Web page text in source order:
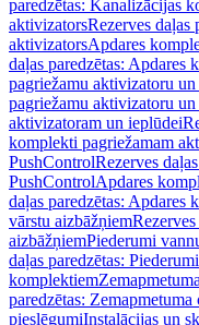
paredzētas: Kanalizācijas
aktivizatorsRezerves daļas
aktivizatorsApdares
daļas paredzētas: Apdares
pagriežamu aktivizatoru
pagriežamu aktivizatoru
aktivizatoram un ieplūdei
komplekti pagriežamam
PushControlRezerves
PushControlApdares
daļas paredzētas:
vārstu aizbāžņiem
aizbāžņiemPiederumi
daļas paredzētas:
komplektiem
paredzētas: Zemapmetuma
pieslēgumiInstalācijas un